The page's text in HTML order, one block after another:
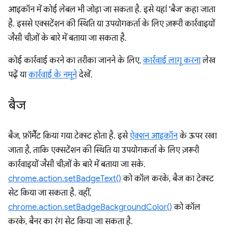
आइकॉन में कोई लेबल भी जोड़ा जा सकता है. इसे यहां 'बैज' कहा जाता
है. इससे एक्सटेंशन की स्थिति या उपयोगकर्ता के लिए ज़रूरी कार्रवाइयों
जैसी चीज़ों के बारे में बताया जा सकता है.
कोई कार्रवाई करने का तरीका जानने के लिए,कार्रवाई लागू करनालेख
पढ़ें याकार्रवाई के नमूनेदेखें.
बैज
बैज, फ़ॉर्मैट किया गया टेक्स्ट होता है. इसेऐक्शन आइकॉनके ऊपर रखा
जाता है, ताकि एक्सटेंशन की स्थिति या उपयोगकर्ता के लिए ज़रूरी
कार्रवाइयों जैसी चीज़ों के बारे में बताया जा सके.
chrome.action.setBadgeText() को कॉल करके, बैज का टेक्स्ट
सेट किया जा सकता है. वहीं,
chrome.action.setBadgeBackgroundColor() को कॉल
करके, बैनर का रंग सेट किया जा सकता है.